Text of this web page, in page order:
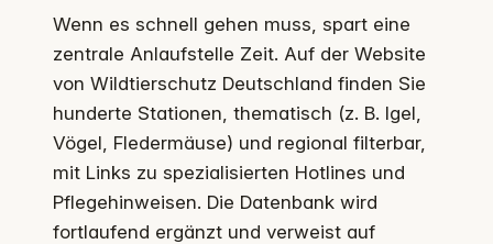
Wenn es schnell gehen muss, spart eine
zentrale Anlaufstelle Zeit. Auf der Website
von Wildtierschutz Deutschland finden Sie
hunderte Stationen, thematisch (z. B. Igel,
Vögel, Fledermäuse) und regional filterbar,
mit Links zu spezialisierten Hotlines und
Pflegehinweisen. Die Datenbank wird
fortlaufend ergänzt und verweist auf